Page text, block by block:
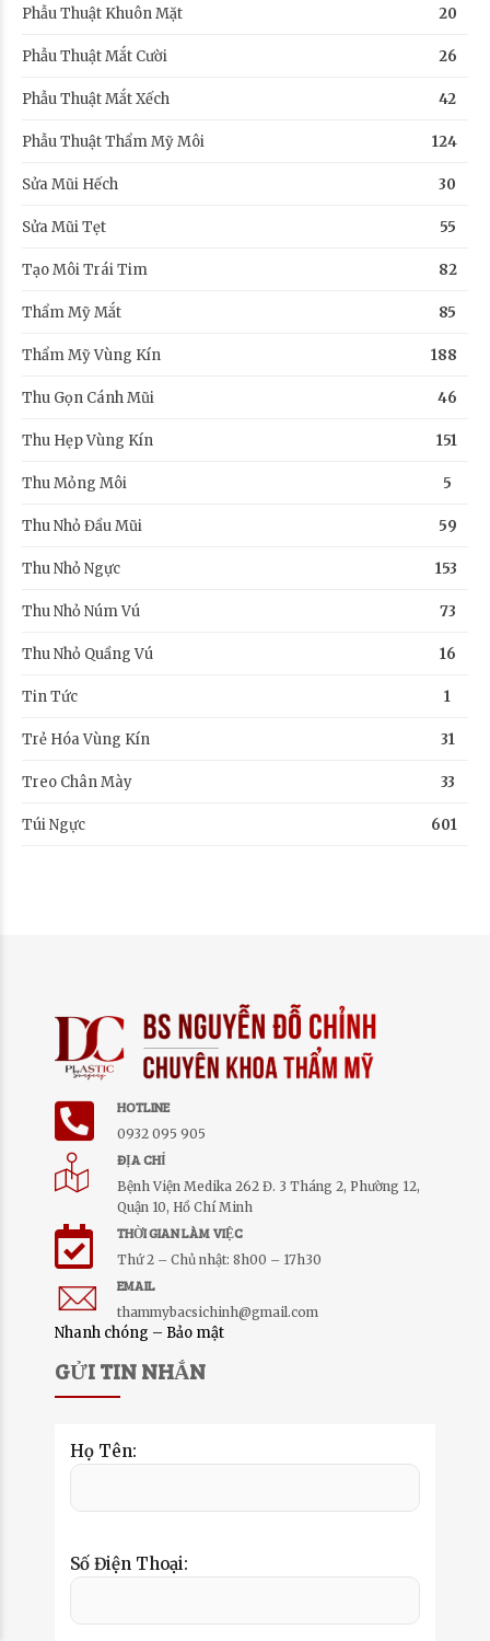
Phẫu Thuật Khuôn Mặt 20
Phẫu Thuật Mắt Cười 26
Phẫu Thuật Mắt Xếch 42
Phẫu Thuật Thẩm Mỹ Môi 124
Sửa Mũi Hếch 30
Sửa Mũi Tẹt 55
Tạo Môi Trái Tim 82
Thẩm Mỹ Mắt 85
Thẩm Mỹ Vùng Kín 188
Thu Gọn Cánh Mũi 46
Thu Hẹp Vùng Kín 151
Thu Mỏng Môi 5
Thu Nhỏ Đầu Mũi 59
Thu Nhỏ Ngực 153
Thu Nhỏ Núm Vú 73
Thu Nhỏ Quầng Vú 16
Tin Tức 1
Trẻ Hóa Vùng Kín 31
Treo Chân Mày 33
Túi Ngực 601
HOTLINE
0932 095 905
ĐỊA CHỈ
Bệnh Viện Medika 262 Đ. 3 Tháng 2, Phường 12,
Quận 10, Hồ Chí Minh
THỜI GIAN LÀM VIỆC
Thứ 2 – Chủ nhật: 8h00 – 17h30
EMAIL
thammybacsichinh@gmail.com
Nhanh chóng – Bảo mật
GỬI TIN NHẮN
Họ Tên:
Số Điện Thoại: